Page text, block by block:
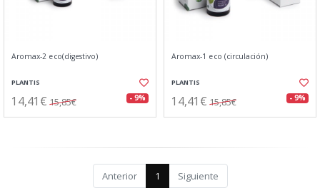
Aromax-2 eco(digestivo)
PLANTIS
14,41€ 15,85€ - 9%
Aromax-1 eco (circulación)
PLANTIS
14,41€ 15,85€ - 9%
Anterior 1 Siguiente